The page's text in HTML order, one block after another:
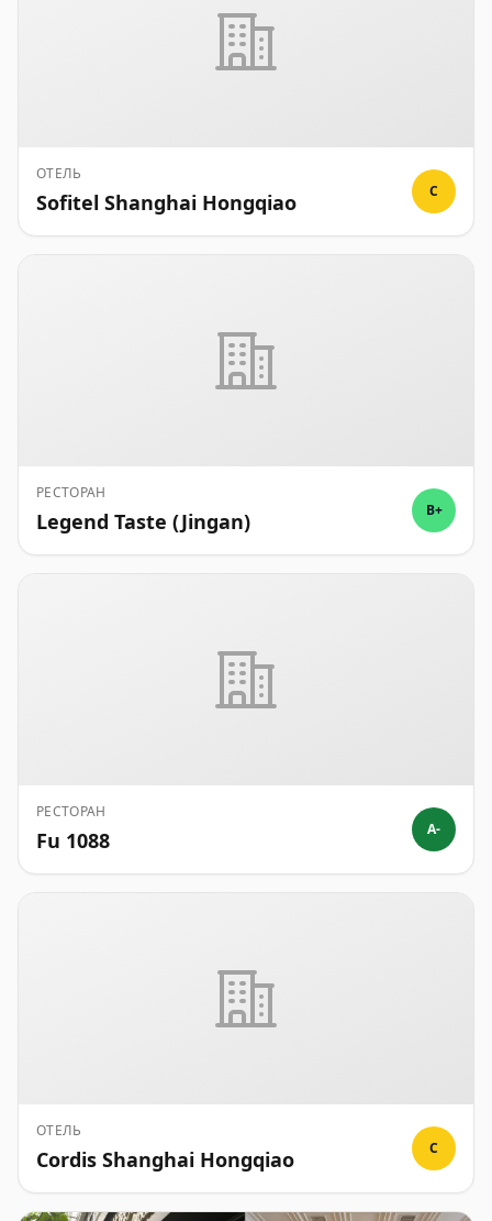
ОТЕЛЬ
Sofitel Shanghai Hongqiao C
РЕСТОРАН
Legend Taste (Jingan) B+
РЕСТОРАН
Fu 1088 A-
ОТЕЛЬ
Cordis Shanghai Hongqiao C